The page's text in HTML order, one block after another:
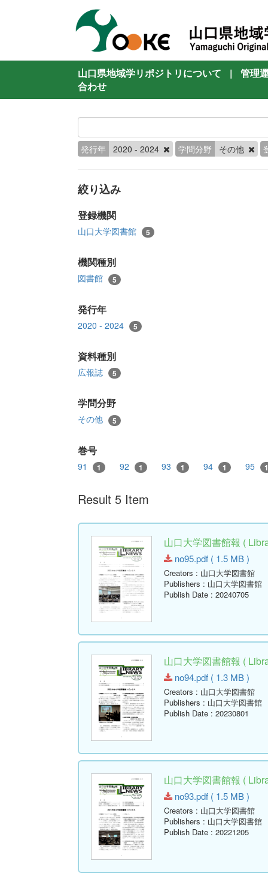
山口県地域学リポジトリについて |
管理
合わせ
発行年 2020 - 2024 学問分野 その他
絞り込み
登録機関
山口大学図書館 5
機関種別
図書館 5
発行年
2020 - 2024 5
資料種別
広報誌 5
学問分野
その他 5
巻号
91 1 92 1 93 1 94 1 95 1
Result 5 Item
山口大学図書館報 (
no95.pdf ( 1.5 MB )
Creators : 山口大学図書館
Publishers : 山口大学図書館
Publish Date : 20240705
山口大学図書館報 (
no94.pdf ( 1.3 MB )
Creators : 山口大学図書館
Publishers : 山口大学図書館
Publish Date : 20230801
山口大学図書館報 (
no93.pdf ( 1.5 MB )
Creators : 山口大学図書館
Publishers : 山口大学図書館
Publish Date : 20221205